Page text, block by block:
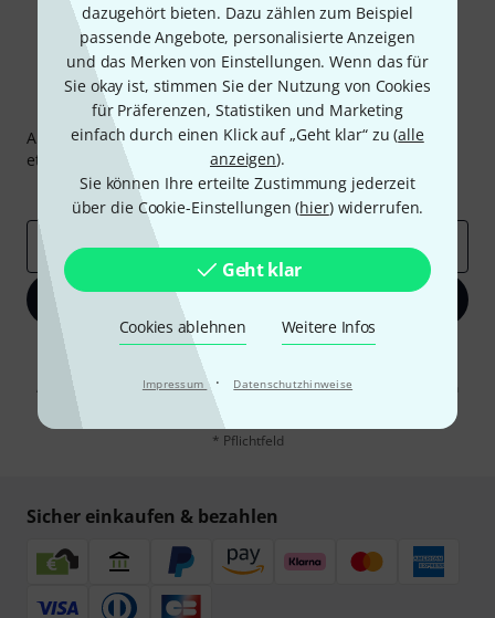
dazugehört bieten. Dazu zählen zum Beispiel
passende Angebote, personalisierte Anzeigen
und das Merken von Einstellungen. Wenn das für
Sie okay ist, stimmen Sie der Nutzung von Cookies
für Präferenzen, Statistiken und Marketing
einfach durch einen Klick auf „Geht klar“ zu (alle
anzeigen).
Sie können Ihre erteilte Zustimmung jederzeit
über die Cookie-Einstellungen (hier) widerrufen.
Geht klar
Cookies ablehnen Weitere Infos
Impressum · Datenschutzhinweise
Thomann Newsletter
Abonniere den Thomann Newsletter und gewinne mit
etwas Glück einen von
50 Gutscheinen
Inspirierende Beiträge
Deals Thomann Insights
E-Mail-Adresse*
Jetzt anmelden
Mit Klick auf „Jetzt anmelden“ stimmen Sie dem Erhalt von E-Mail-
Werbung und einer Messung des E-Mail-Nutzungsverhaltens zu. Die
Abmeldung ist jederzeit möglich. Weitere Informationen finden Sie in
Datenschutzhinweisen
* Pflichtfeld
Sicher einkaufen & bezahlen